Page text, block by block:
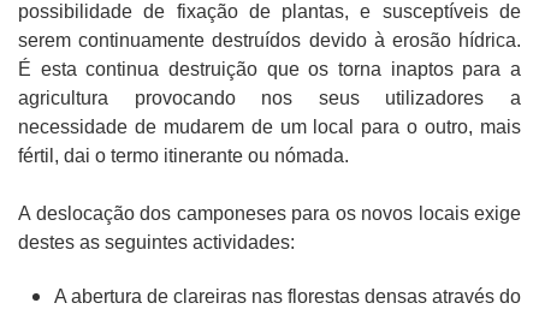
possibilidade de fixação de plantas, e susceptíveis de
serem continuamente destruídos devido à erosão hídrica.
É esta continua destruição que os torna inaptos para a
agricultura provocando nos seus utilizadores a
necessidade de mudarem de um local para o outro, mais
fértil, dai o termo itinerante ou nómada.
A deslocação dos camponeses para os novos locais exige
destes as seguintes actividades:
A abertura de clareiras nas florestas densas através do